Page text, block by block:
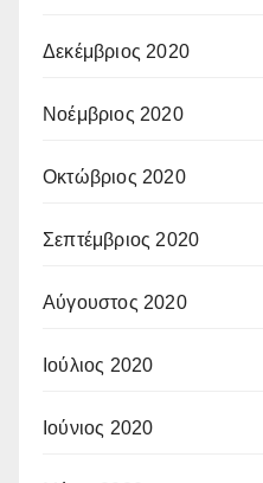
Δεκέμβριος 2020
Νοέμβριος 2020
Οκτώβριος 2020
Σεπτέμβριος 2020
Αύγουστος 2020
Ιούλιος 2020
Ιούνιος 2020